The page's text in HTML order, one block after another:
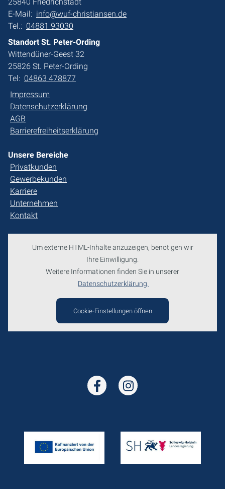
E-Mail: info@wuf-christiansen.de
Tel.: 04881 93030
Standort St. Peter-Ording
Wittendüner-Geest 32
25826 St. Peter-Ording
Tel: 04863 478877
Impressum
Datenschutzerklärung
AGB
Barrierefreiheitserklärung
Unsere Bereiche
Privatkunden
Gewerbekunden
Karriere
Unternehmen
Kontakt
Um externe HTML-Inhalte anzuzeigen, benötigen wir
Ihre Einwilligung.
Weitere Informationen finden Sie in unserer
Datenschutzerklärung.
Cookie-Einstellungen öffnen